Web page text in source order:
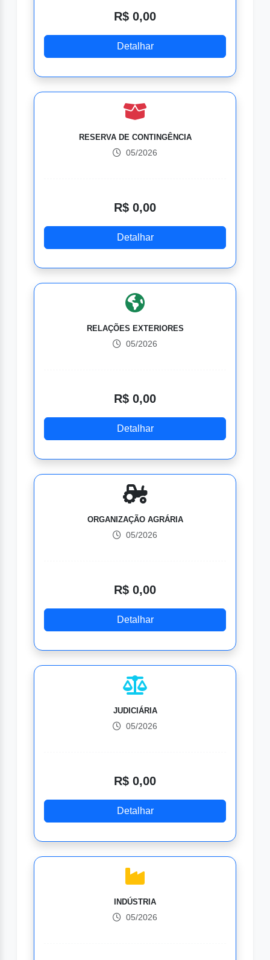
R$ 0,00
Detalhar
RESERVA DE CONTINGÊNCIA
05/2026
R$ 0,00
Detalhar
RELAÇÕES EXTERIORES
05/2026
R$ 0,00
Detalhar
ORGANIZAÇÃO AGRÁRIA
05/2026
R$ 0,00
Detalhar
JUDICIÁRIA
05/2026
R$ 0,00
Detalhar
INDÚSTRIA
05/2026